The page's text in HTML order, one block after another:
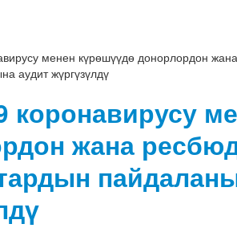
менен күрөшүүдө донорлордон
аудит жүргүзүлдү
коронавирусу
жана